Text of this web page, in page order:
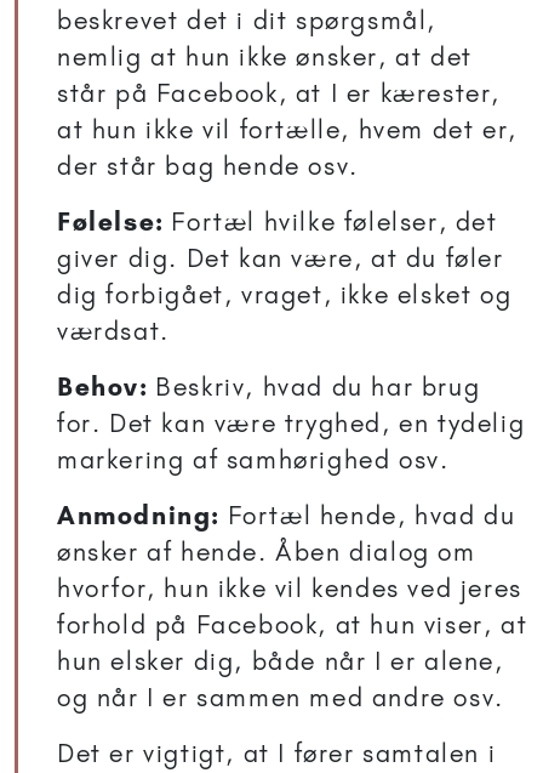
beskrevet det i dit spørgsmål,
nemlig at hun ikke ønsker, at det
står på Facebook, at I er kærester,
at hun ikke vil fortælle, hvem det er,
der står bag hende osv.
Følelse: Fortæl hvilke følelser, det
giver dig. Det kan være, at du føler
dig forbigået, vraget, ikke elsket og
værdsat.
Behov: Beskriv, hvad du har brug
for. Det kan være tryghed, en tydelig
markering af samhørighed osv.
Anmodning: Fortæl hende, hvad du
ønsker af hende. Åben dialog om
hvorfor, hun ikke vil kendes ved jeres
forhold på Facebook, at hun viser, at
hun elsker dig, både når I er alene,
og når I er sammen med andre osv.
Det er vigtigt, at I fører samtalen i